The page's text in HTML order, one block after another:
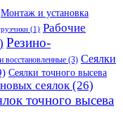
Монтаж и установка
(1) Рабочие
Резино-
восстановленные (3) Сеялки
Сеялки точного высева
сеялок(26)
точного высева